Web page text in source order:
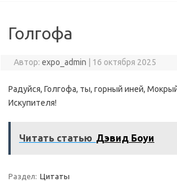
Голгофа
Автор: expo_admin 16 октября 2025
Радуйся, Голгофа, ты, горный иней,
Искупителя!
Читать статью Дэвид Боуи
Раздел: Цитаты